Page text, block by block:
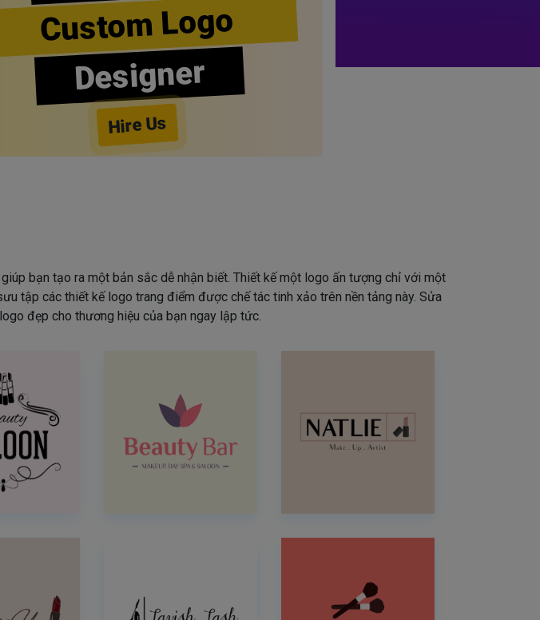
Custom Logo
Designer
Hire Us
bạn tạo ra một bản sắc dễ nhận biết. Thiết kế một logo ấn tượng chỉ với một
tập các thiết kế logo trang điểm được chế tác tinh xảo trên nền tảng này. Sửa
đẹp cho thương hiệu của bạn ngay lập tức.